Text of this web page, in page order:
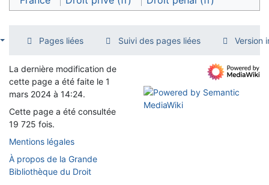
Pages liées Suivi des pages liées Version
La dernière modification de
cette page a été faite le 1
mars 2024 à 14:24.
Cette page a été consultée
19 725 fois.
Mentions légales
À propos de la Grande
Bibliothèque du Droit